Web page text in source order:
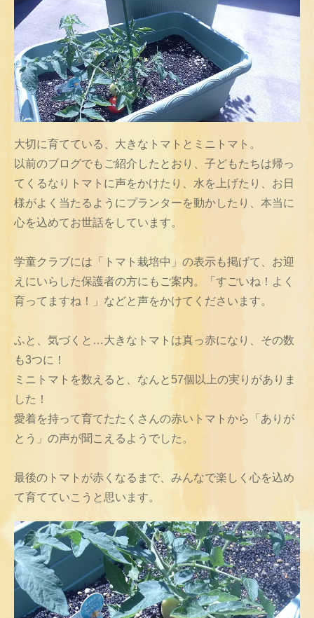
大切に育てている、大きなトマトとミニトマト。
以前のブログでもご紹介したとおり、子どもたちは帰っ
てくるなりトマトに声をかけたり、水を上げたり、お日
様がよく当たるようにプランターを動かしたり、本当に
心を込めてお世話をしています。
学童クラブには「トマト栽培中」の表示も掲げて、お迎
えにいらした保護者の方にもご案内。「すごいね！よく
育ってますね！」などと声をかけてくださいます。
ふと、気づくと…大きなトマトは真っ赤になり、その数
も3つに！
ミニトマトを数えると、なんと57個以上の実りがありま
した！
愛着を持って育てたたくさんの赤いトマトから「ありが
とう」の声が聞こえるようでした。
最後のトマトが赤くなるまで、みんなで楽しく心を込め
て育てていこうと思います。